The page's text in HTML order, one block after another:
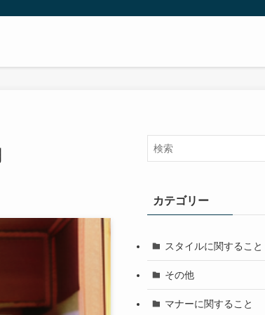
カテゴリー
スタイルに関すること
その他
マナーに関すること